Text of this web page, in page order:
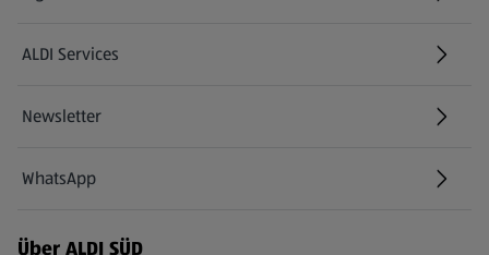
ALDI Services
Newsletter
WhatsApp
Über ALDI SÜD